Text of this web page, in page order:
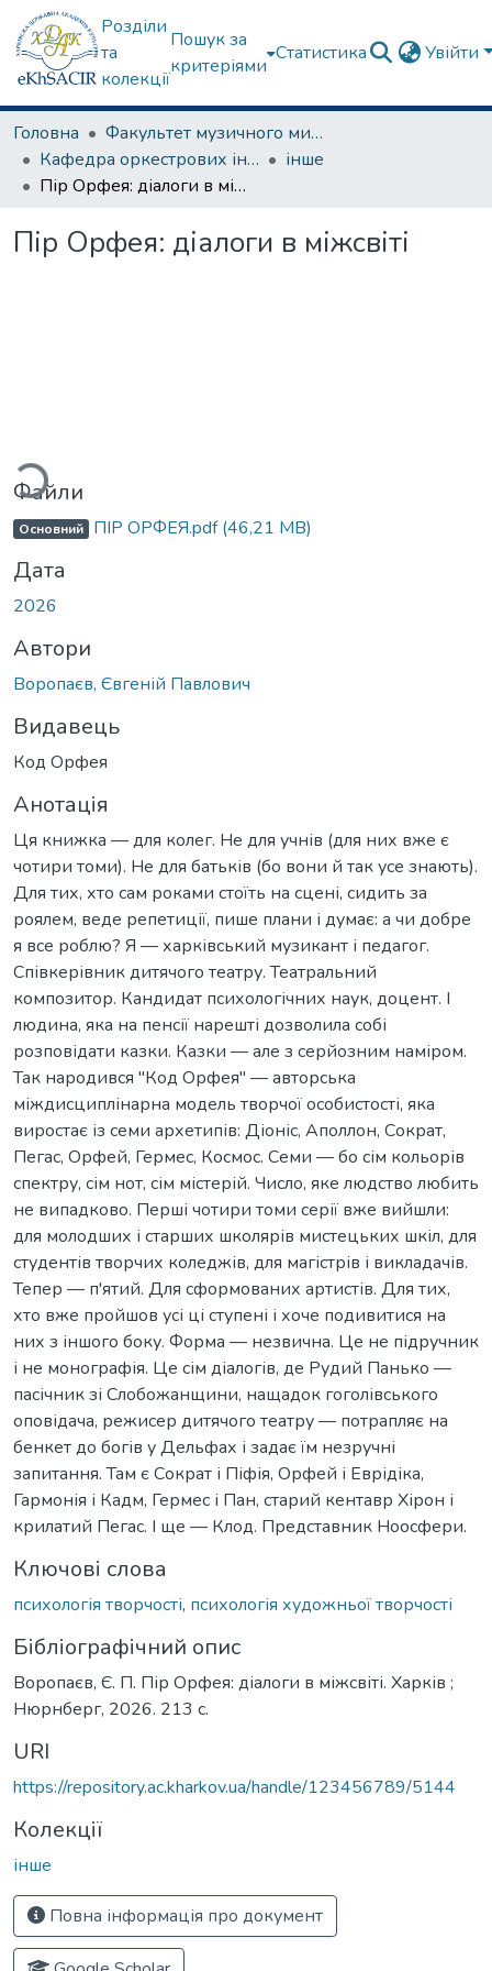
Розділи
та
колекції
Пошук за
критеріями
Статистика Увійти
Головна
Факультет музичного мистецтва
Кафедра оркестрових інструментів
інше
Пір Орфея: діалоги в міжсвіті
Пір Орфея: діалоги в міжсвіті
Файли
Основний ПІР ОРФЕЯ.pdf(46,21 MB)
Дата
2026
Автори
Воропаєв, Євгеній Павлович
Видавець
Код Орфея
Анотація
Ця книжка — для колег. Не для учнів (для них вже є
чотири томи). Не для батьків (бо вони й так усе знають).
Для тих, хто сам роками стоїть на сцені, сидить за
роялем, веде репетиції, пише плани і думає: а чи добре
я все роблю? Я — харківський музикант і педагог.
Співкерівник дитячого театру. Театральний
композитор. Кандидат психологічних наук, доцент. І
людина, яка на пенсії нарешті дозволила собі
розповідати казки. Казки — але з серйозним наміром.
Так народився "Код Орфея" — авторська
міждисциплінарна модель творчої особистості, яка
виростає із семи архетипів: Діоніс, Аполлон, Сократ,
Пегас, Орфей, Гермес, Космос. Семи — бо сім кольорів
спектру, сім нот, сім містерій. Число, яке людство любить
не випадково. Перші чотири томи серії вже вийшли:
для молодших і старших школярів мистецьких шкіл, для
студентів творчих коледжів, для магістрів і викладачів.
Тепер — п'ятий. Для сформованих артистів. Для тих,
хто вже пройшов усі ці ступені і хоче подивитися на
них з іншого боку. Форма — незвична. Це не підручник
і не монографія. Це сім діалогів, де Рудий Панько —
пасічник зі Слобожанщини, нащадок гоголівського
оповідача, режисер дитячого театру — потрапляє на
бенкет до богів у Дельфах і задає їм незручні
запитання. Там є Сократ і Піфія, Орфей і Еврідіка,
Гармонія і Кадм, Гермес і Пан, старий кентавр Хірон і
крилатий Пегас. І ще — Клод. Представник Ноосфери.
Ключові слова
психологія творчості, психологія художньої творчості
Бібліографічний опис
Воропаєв, Є. П. Пір Орфея: діалоги в міжсвіті. Харків ;
Нюрнберг, 2026. 213 с.
URI
https://repository.ac.kharkov.ua/handle/123456789/5144
Колекції
інше
Повна інформація про документ